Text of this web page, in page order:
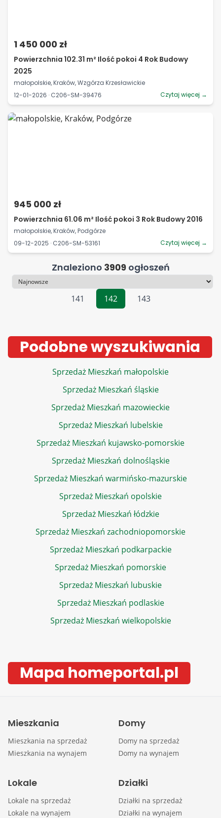
1 450 000 zł
Powierzchnia 102.31 m² Ilość pokoi 4 Rok Budowy
2025
małopolskie, Kraków, Wzgórza Krzesławickie
12-01-2026 · C206-SM-39476
Czytaj więcej →
945 000 zł
Powierzchnia 61.06 m² Ilość pokoi 3 Rok Budowy 2016
małopolskie, Kraków, Podgórze
09-12-2025 · C206-SM-53161
Czytaj więcej →
Znaleziono 3909 ogłoszeń
Sortowanie
141
142 143
Podobne wyszukiwania
Sprzedaż Mieszkań małopolskie
Sprzedaż Mieszkań śląskie
Sprzedaż Mieszkań mazowieckie
Sprzedaż Mieszkań lubelskie
Sprzedaż Mieszkań kujawsko-pomorskie
Sprzedaż Mieszkań dolnośląskie
Sprzedaż Mieszkań warmińsko-mazurskie
Sprzedaż Mieszkań opolskie
Sprzedaż Mieszkań łódzkie
Sprzedaż Mieszkań zachodniopomorskie
Sprzedaż Mieszkań podkarpackie
Sprzedaż Mieszkań pomorskie
Sprzedaż Mieszkań lubuskie
Sprzedaż Mieszkań podlaskie
Sprzedaż Mieszkań wielkopolskie
Mapa homeportal.pl
Mieszkania
Mieszkania na sprzedaż
Mieszkania na wynajem
Domy
Domy na sprzedaż
Domy na wynajem
Lokale
Lokale na sprzedaż
Lokale na wynajem
Działki
Działki na sprzedaż
Działki na wynajem